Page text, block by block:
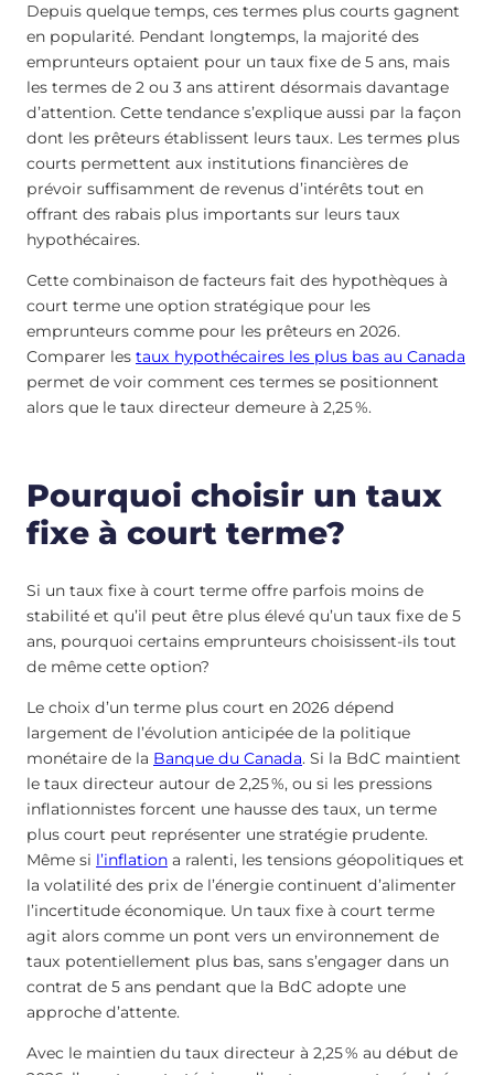
Depuis quelque temps, ces termes plus courts gagnent
en popularité. Pendant longtemps, la majorité des
emprunteurs optaient pour un taux fixe de 5 ans, mais
les termes de 2 ou 3 ans attirent désormais davantage
d’attention. Cette tendance s’explique aussi par la façon
dont les prêteurs établissent leurs taux. Les termes plus
courts permettent aux institutions financières de
prévoir suffisamment de revenus d’intérêts tout en
offrant des rabais plus importants sur leurs taux
hypothécaires.
Cette combinaison de facteurs fait des hypothèques à
court terme une option stratégique pour les
emprunteurs comme pour les prêteurs en 2026.
Comparer les taux hypothécaires les plus bas au Canada
permet de voir comment ces termes se positionnent
alors que le taux directeur demeure à 2,25%.
Pourquoi choisir un taux
fixe à court terme?
Si un taux fixe à court terme offre parfois moins de
stabilité et qu’il peut être plus élevé qu’un taux fixe de 5
ans, pourquoi certains emprunteurs choisissent-ils tout
de même cette option?
Le choix d’un terme plus court en 2026 dépend
largement de l’évolution anticipée de la politique
monétaire de la Banque du Canada. Si la BdC maintient
le taux directeur autour de 2,25%, ou si les pressions
inflationnistes forcent une hausse des taux, un terme
plus court peut représenter une stratégie prudente.
Même si l’inflation a ralenti, les tensions géopolitiques et
la volatilité des prix de l’énergie continuent d’alimenter
l’incertitude économique. Un taux fixe à court terme
agit alors comme un pont vers un environnement de
taux potentiellement plus bas, sans s’engager dans un
contrat de 5 ans pendant que la BdC adopte une
approche d’attente.
Avec le maintien du taux directeur à 2,25% au début de